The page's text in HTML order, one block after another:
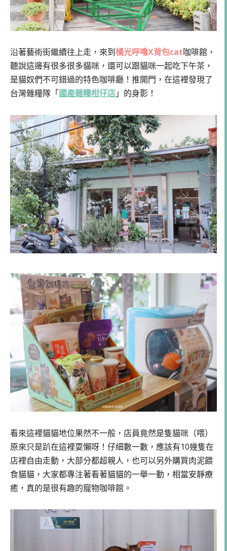
沿著藝術街繼續往上走，來到橘光呼嚕X背包cat咖啡館，
聽說這邊有很多很多貓咪，還可以跟貓咪一起吃下午茶，
是貓奴們不可錯過的特色咖啡廳！推開門，在這裡發現了
台灣雜糧隊「國產雜糧柑仔店」的身影！
看來這裡貓貓地位果然不一般，店員竟然是隻貓咪（喂）
原來只是趴在這裡耍懶呀！仔細數一數，應該有10幾隻在
店裡自由走動，大部分都超親人，也可以另外購買肉泥餵
食貓貓，大家都專注著看著貓貓的一舉一動，相當安靜療
癒，真的是很有趣的寵物咖啡館。